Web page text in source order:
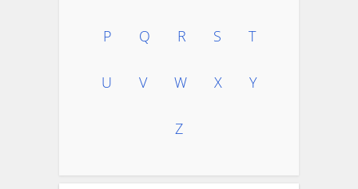
P Q R S T
U V W X Y
Z